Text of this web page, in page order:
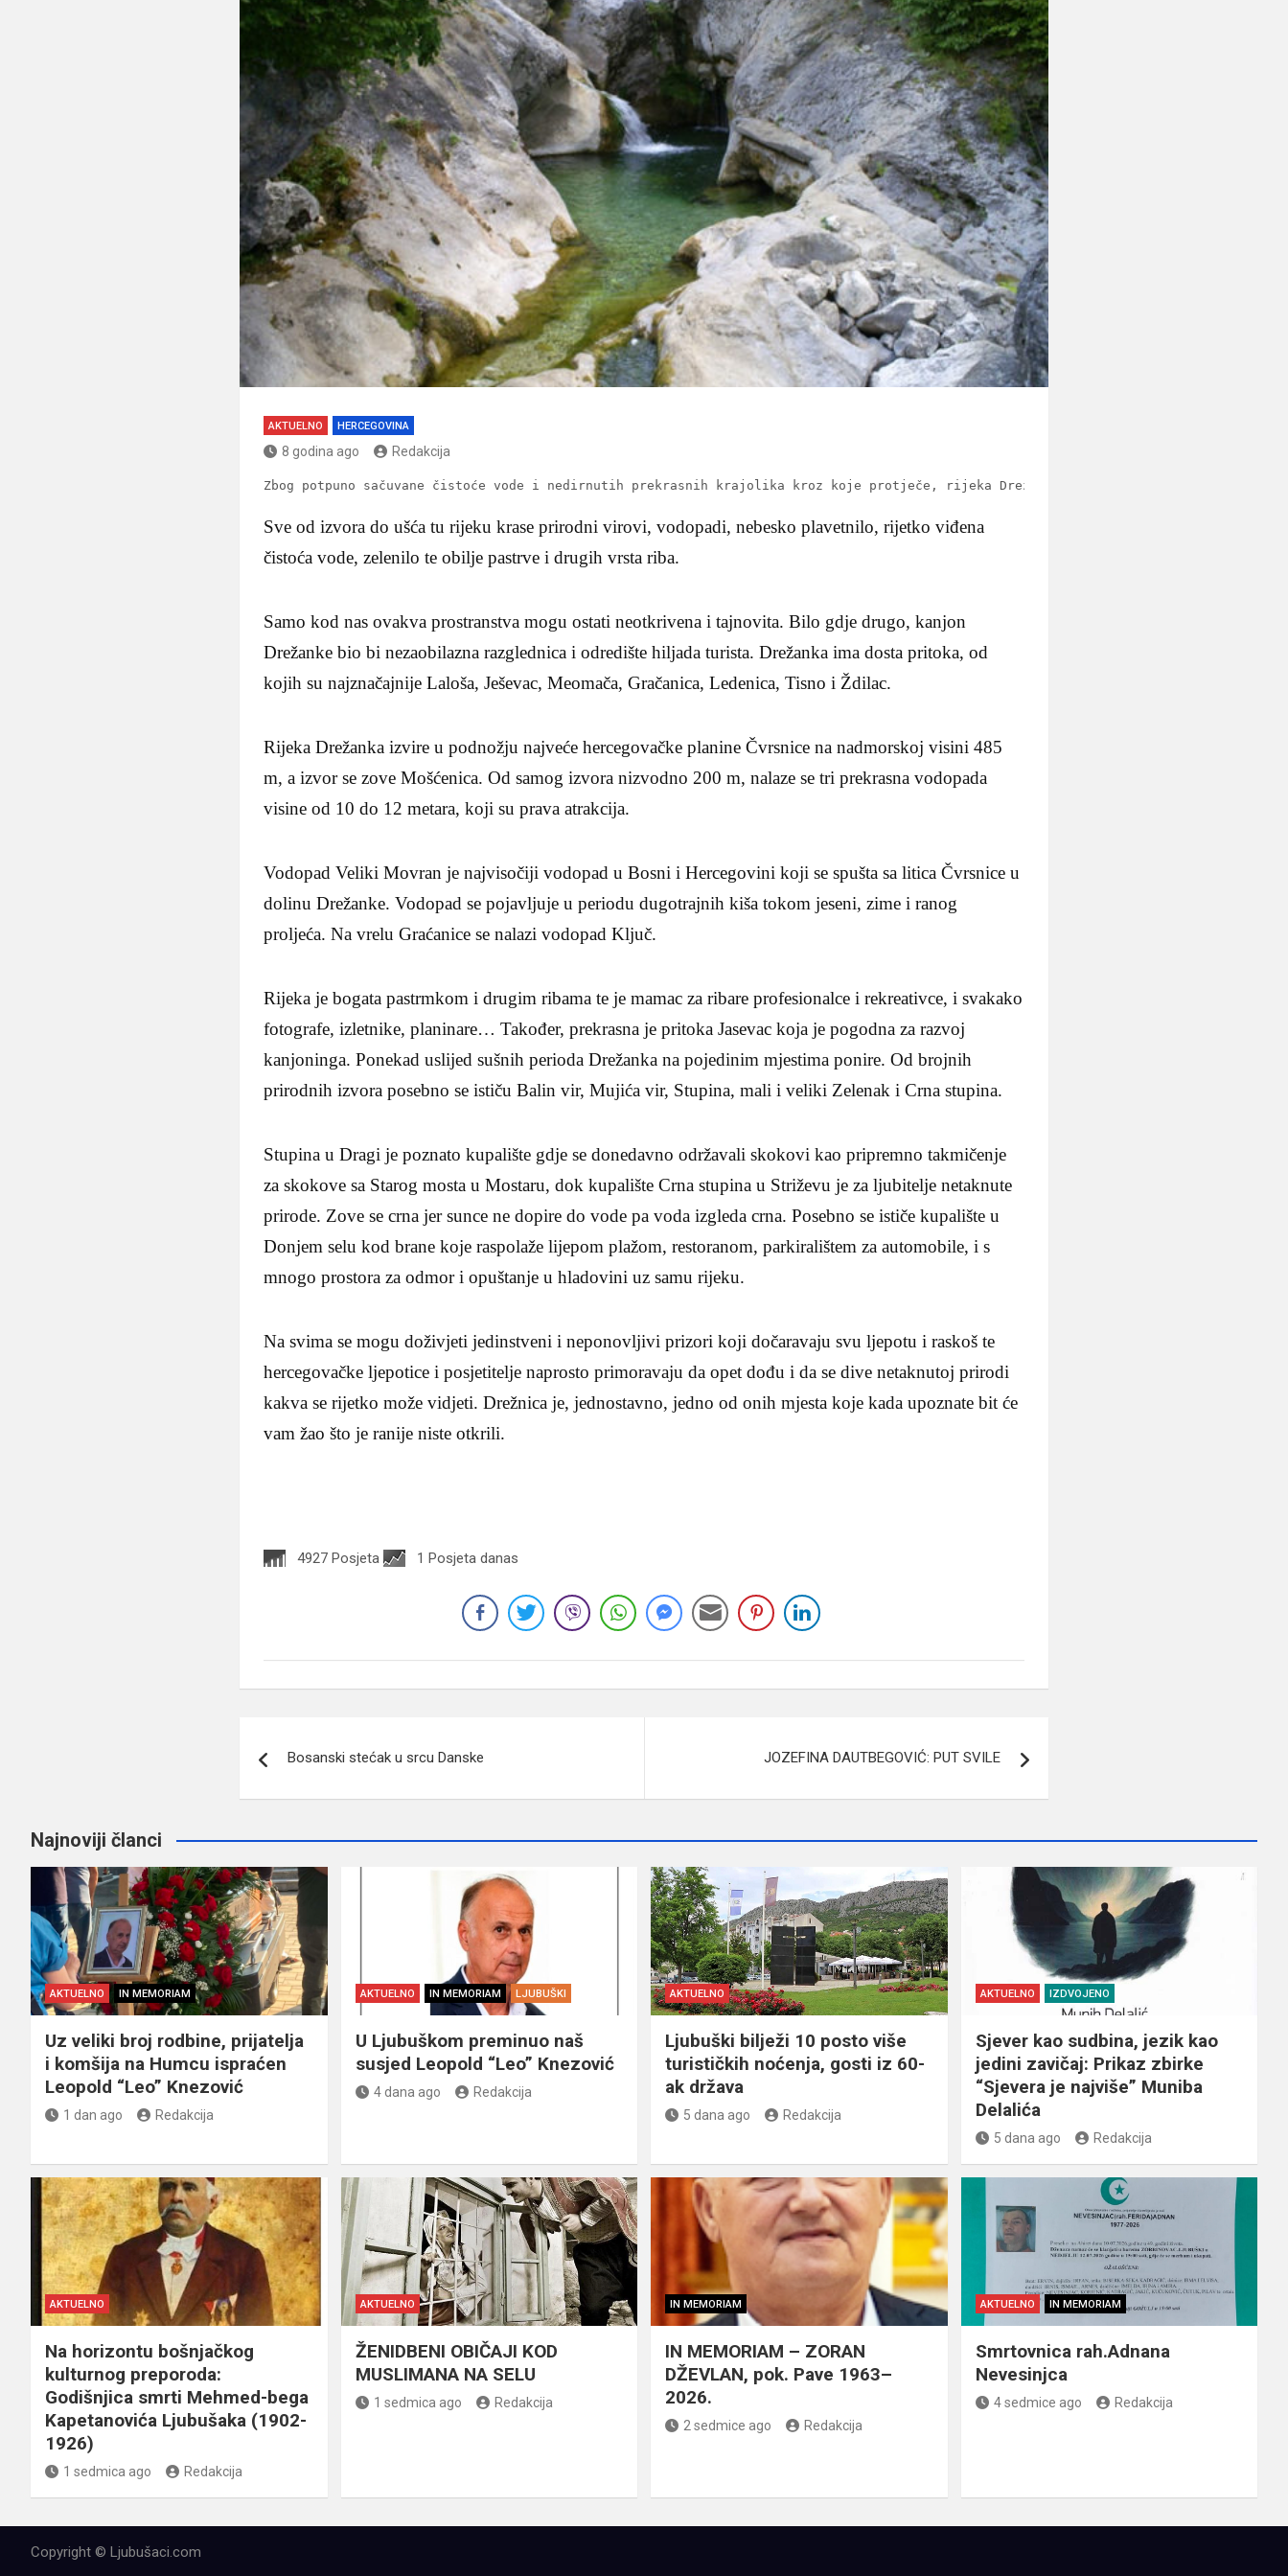
AKTUELNO HERCEGOVINA
8 godina ago Redakcija
Zbog potpuno sačuvane čistoće vode i nedirnutih prekrasnih krajolika kroz koje protječe, rijeka Drežanka, jednostavno, ostavlja bez
Sve od izvora do ušća tu rijeku krase prirodni virovi, vodopadi, nebesko plavetnilo, rijetko viđena
čistoća vode, zelenilo te obilje pastrve i drugih vrsta riba.
Samo kod nas ovakva prostranstva mogu ostati neotkrivena i tajnovita. Bilo gdje drugo, kanjon
Drežanke bio bi nezaobilazna razglednica i odredište hiljada turista. Drežanka ima dosta pritoka, od
kojih su najznačajnije Laloša, Ješevac, Meomača, Gračanica, Ledenica, Tisno i Ždilac.
Rijeka Drežanka izvire u podnožju najveće hercegovačke planine Čvrsnice na nadmorskoj visini 485
m, a izvor se zove Mošćenica. Od samog izvora nizvodno 200 m, nalaze se tri prekrasna vodopada
visine od 10 do 12 metara, koji su prava atrakcija.
Vodopad Veliki Movran je najvisočiji vodopad u Bosni i Hercegovini koji se spušta sa litica Čvrsnice u
dolinu Drežanke. Vodopad se pojavljuje u periodu dugotrajnih kiša tokom jeseni, zime i ranog
proljeća. Na vrelu Graćanice se nalazi vodopad Ključ.
Rijeka je bogata pastrmkom i drugim ribama te je mamac za ribare profesionalce i rekreativce, i svakako
fotografe, izletnike, planinare… Također, prekrasna je pritoka Jasevac koja je pogodna za razvoj
kanjoninga. Ponekad uslijed sušnih perioda Drežanka na pojedinim mjestima ponire. Od brojnih
prirodnih izvora posebno se ističu Balin vir, Mujića vir, Stupina, mali i veliki Zelenak i Crna stupina.
Stupina u Dragi je poznato kupalište gdje se donedavno održavali skokovi kao pripremno takmičenje
za skokove sa Starog mosta u Mostaru, dok kupalište Crna stupina u Striževu je za ljubitelje netaknute
prirode. Zove se crna jer sunce ne dopire do vode pa voda izgleda crna. Posebno se ističe kupalište u
Donjem selu kod brane koje raspolaže lijepom plažom, restoranom, parkiralištem za automobile, i s
mnogo prostora za odmor i opuštanje u hladovini uz samu rijeku.
Na svima se mogu doživjeti jedinstveni i neponovljivi prizori koji dočaravaju svu ljepotu i raskoš te
hercegovačke ljepotice i posjetitelje naprosto primoravaju da opet dođu i da se dive netaknutoj prirodi
kakva se rijetko može vidjeti. Drežnica je, jednostavno, jedno od onih mjesta koje kada upoznate bit će
vam žao što je ranije niste otkrili.
4927 Posjeta 1 Posjeta danas
članaka
Bosanski stećak u srcu Danske JOZEFINA DAUTBEGOVIĆ: PUT SVILE
Najnoviji članci
AKTUELNO IN MEMORIAM
Uz veliki broj rodbine, prijatelja
i komšija na Humcu ispraćen
Leopold “Leo” Knezović
1 dan ago Redakcija
AKTUELNO IN MEMORIAM LJUBUŠKI
U Ljubuškom preminuo naš
susjed Leopold “Leo” Knezović
4 dana ago Redakcija
AKTUELNO
Ljubuški bilježi 10 posto više
turističkih noćenja, gosti iz 60-
ak država
5 dana ago Redakcija
AKTUELNO IZDVOJENO
Sjever kao sudbina, jezik kao
jedini zavičaj: Prikaz zbirke
“Sjevera je najviše” Muniba
Delalića
5 dana ago Redakcija
AKTUELNO
Na horizontu bošnjačkog
kulturnog preporoda:
Godišnjica smrti Mehmed-bega
Kapetanovića Ljubušaka (1902-
1926)
1 sedmica ago Redakcija
AKTUELNO
ŽENIDBENI OBIČAJI KOD
MUSLIMANA NA SELU
1 sedmica ago Redakcija
IN MEMORIAM
IN MEMORIAM – ZORAN
DŽEVLAN, pok. Pave 1963–
2026.
2 sedmice ago Redakcija
AKTUELNO IN MEMORIAM
Smrtovnica rah.Adnana
Nevesinjca
4 sedmice ago Redakcija
Copyright © Ljubušaci.com